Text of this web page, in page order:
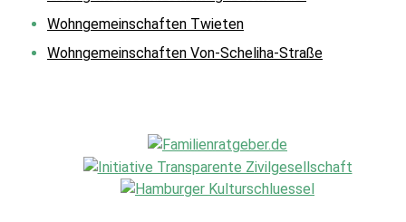
Wohngemeinschaften Twieten
Wohngemeinschaften Von-Scheliha-Straße